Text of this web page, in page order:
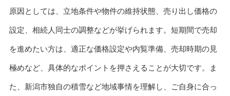
原因としては、立地条件や物件の維持状態、売り出し価格の
設定、相続人同士の調整などが挙げられます。短期間で売却
を進めたい方は、適正な価格設定や内覧準備、売却時期の見
極めなど、具体的なポイントを押さえることが大切です。ま
た、新潟市独自の積雪など地域事情を理解し、ご自身に合っ